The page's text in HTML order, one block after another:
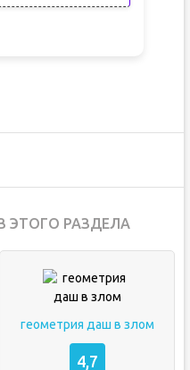
ЭТОГО РАЗДЕЛА
геометрия даш в злом
4,7